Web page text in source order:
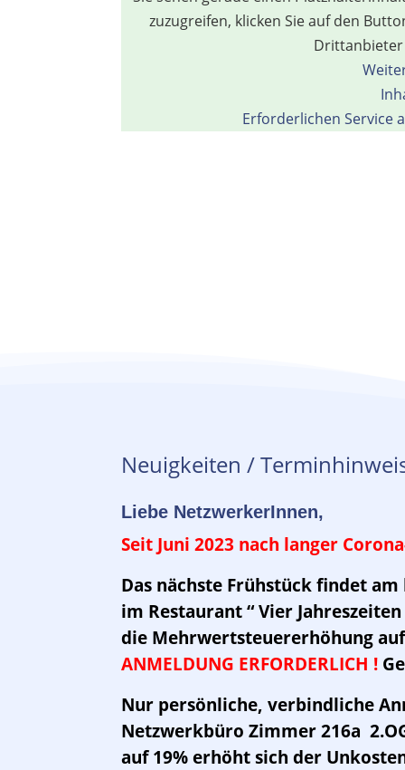
zuzugreifen, klicken Sie auf den
Drittanbieter
Erforderlichen Service
Neuigkeiten /
Liebe NetzwerkerInnen,
Seit Juni 2023 nach langer
Das nächste Frühstück findet am
im Restaurant“ Vier
die Mehrwertsteuererhöhung
ANMELDUNG ERFORDERLICH !
Nur persönliche, verbindliche
Netzwerkbüro Zimmer 216a
auf 19% erhöht sich der